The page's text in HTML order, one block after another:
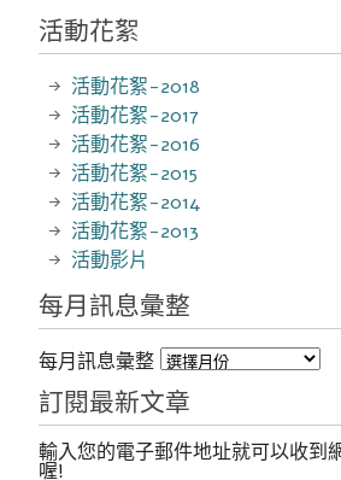
活動花絮
活動花絮-2018
活動花絮-2017
活動花絮-2016
活動花絮-2015
活動花絮-2014
活動花絮-2013
活動影片
每月訊息彙整
每月訊息彙整
訂閱最新文章
輸入您的電子郵件地址就可以收到
喔!